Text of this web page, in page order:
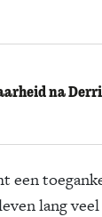
na
een
lang